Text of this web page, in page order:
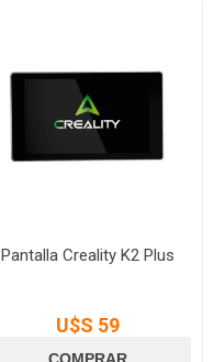
Pantalla Creality K2 Plus
U$S 59